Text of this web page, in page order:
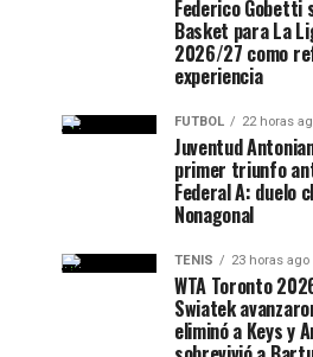
Federico Gobetti
Basket para La
2026/27 como
experiencia
FUTBOL 22 horas
Juventud
primer triunfo
Federal A: duelo
Nonagonal
TENIS 23 horas ago
WTA Toronto
Swiatek
eliminó a Keys y